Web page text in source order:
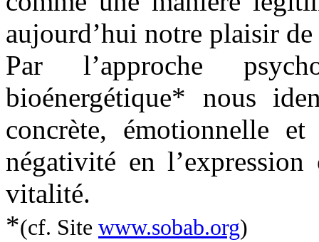
aujourd’hui notre plaisir
Par l’approche
bioénergétique* nous
concrète, émotionnelle
négativité en
vitalité.
*(cf. Site www.sobab.org)